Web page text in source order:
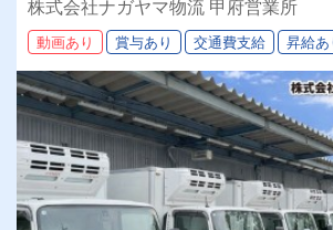
あなたらしく働ける環境です！
株式会社ナガヤマ物流 甲府営業所
動画あり 賞与あり 交通費支給 昇給あ